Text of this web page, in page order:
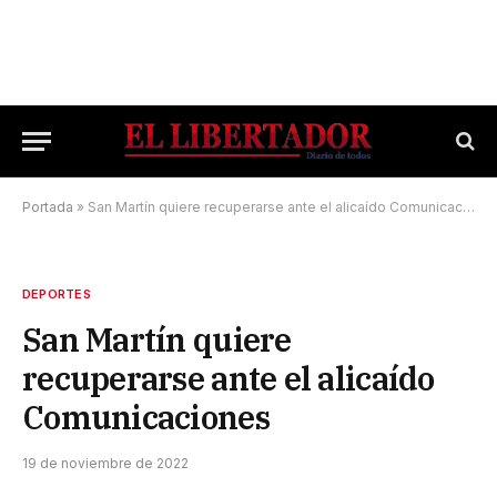
Portada » San Martín quiere recuperarse ante el alicaído Comunicaciones
DEPORTES
San Martín quiere
recuperarse ante el alicaído
Comunicaciones
19 de noviembre de 2022